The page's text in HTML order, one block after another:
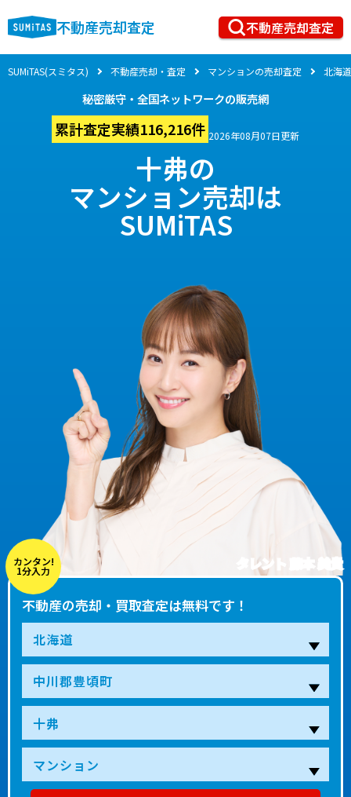
不動産売却査定 不動産売却査定
SUMiTAS(スミタス) 不動産売却・査定 マンションの売却査定 北海道
秘密厳守・全国ネットワークの販売網
累計査定実績116,216件 2026年08月07日更新
十弗の
マンション売却は
SUMiTAS
タレント 藤本 美貴
カンタン!
1分入力
不動産の売却・買取査定は無料です！